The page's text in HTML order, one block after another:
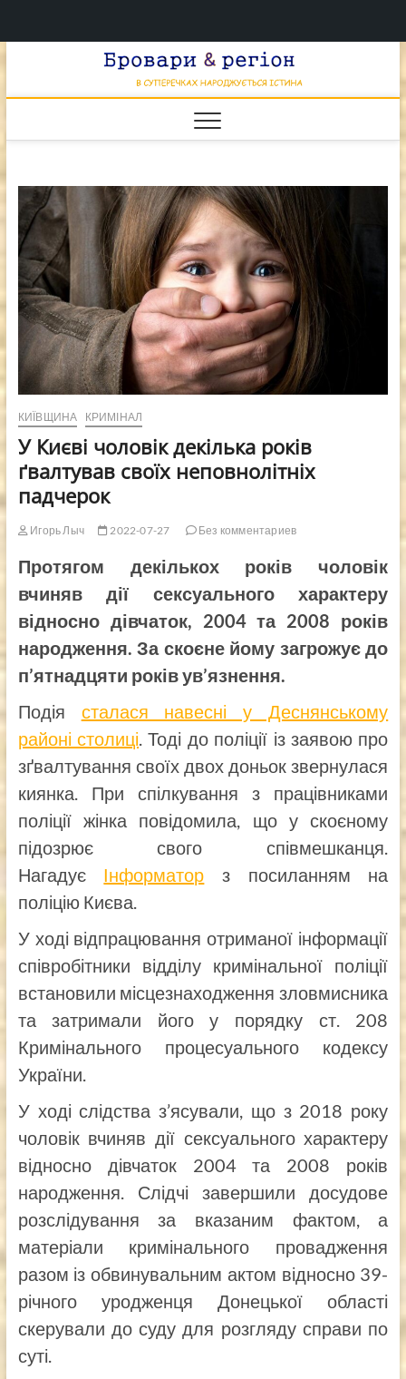
НАРОДЖУЄТЬСЯ
КИЇВЩИНА КРИМІНАЛ
У Києві чоловік декілька років
ґвалтував своїх неповнолітніх
падчерок
Игорь Лыч 2022-07-27 Без комментариев
Протягом декількох років чоловік
вчиняв дії сексуального характеру
відносно дівчаток, 2004 та 2008 років
народження. За скоєне йому загрожує до
п’ятнадцяти років ув’язнення.
Подія сталася навесні у Деснянському
районі столиці. Тоді до поліції із заявою про
зґвалтування своїх двох доньок звернулася
киянка. При спілкування з працівниками
поліції жінка повідомила, що у скоєному
підозрює свого співмешканця.
Нагадує Інформатор з посиланням на
поліцію Києва.
У ході відпрацювання отриманої інформації
співробітники відділу кримінальної поліції
встановили місцезнаходження зловмисника
та затримали його у порядку ст. 208
Кримінального процесуального кодексу
України.
У ході слідства з’ясували, що з 2018 року
чоловік вчиняв дії сексуального характеру
відносно дівчаток 2004 та 2008 років
народження. Слідчі завершили досудове
розслідування за вказаним фактом, а
матеріали кримінального провадження
разом із обвинувальним актом відносно 39-
річного уродженця Донецької області
скерували до суду для розгляду справи по
суті.